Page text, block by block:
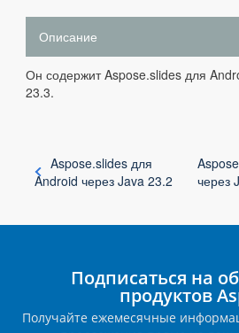
Описание
Он содержит Aspose.slides для
23.3.
Aspose.slides для
Android через Java 23.2
через
Подписаться на
продуктов
Получайте ежемесячные